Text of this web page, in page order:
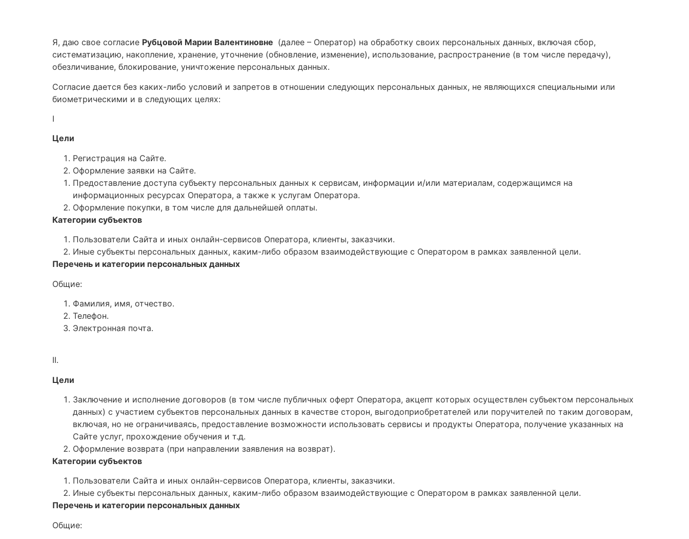
Я, даю свое согласие Рубцовой Марии Валентиновне (далее – Оператор) на обработку своих персональных данных, включая сбор,
систематизацию, накопление, хранение, уточнение (обновление, изменение), использование, распространение (в том числе передачу),
обезличивание, блокирование, уничтожение персональных данных.
Согласие дается без каких-либо условий и запретов в отношении следующих персональных данных, не являющихся специальными или
биометрическими и в следующих целях:
I
Цели
Регистрация на Сайте.
Оформление заявки на Сайте.
Предоставление доступа субъекту персональных данных к сервисам, информации и/или материалам, содержащимся на
информационных ресурсах Оператора, а также к услугам Оператора.
Оформление покупки, в том числе для дальнейшей оплаты.
Категории субъектов
Пользователи Сайта и иных онлайн-сервисов Оператора, клиенты, заказчики.
Иные субъекты персональных данных, каким-либо образом взаимодействующие с Оператором в рамках заявленной цели.
Перечень и категории персональных данных
Общие:
Фамилия, имя, отчество.
Телефон.
Электронная почта.
II.
Цели
Заключение и исполнение договоров (в том числе публичных оферт Оператора, акцепт которых осуществлен субъектом персональных
данных) с участием субъектов персональных данных в качестве сторон, выгодоприобретателей или поручителей по таким договорам,
включая, но не ограничиваясь, предоставление возможности использовать сервисы и продукты Оператора, получение указанных на
Сайте услуг, прохождение обучения и т.д.
Оформление возврата (при направлении заявления на возврат).
Категории субъектов
Пользователи Сайта и иных онлайн-сервисов Оператора, клиенты, заказчики.
Иные субъекты персональных данных, каким-либо образом взаимодействующие с Оператором в рамках заявленной цели.
Перечень и категории персональных данных
Общие: